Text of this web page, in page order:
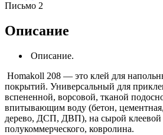
Письмо 2
Описание
Описание.
Homakoll 208 — это клей для
покрытий. Универсальный для
вспененной, ворсовой, тканой
впитывающим воду (бетон,
дерево, ДСП, ДВП), на сырой клеевой
полукоммерческого, ковролина.